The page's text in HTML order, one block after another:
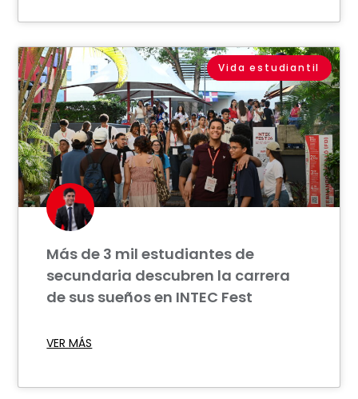
Vida estudiantil
Más de 3 mil estudiantes de
secundaria descubren la carrera
de sus sueños en INTEC Fest
VER MÁS